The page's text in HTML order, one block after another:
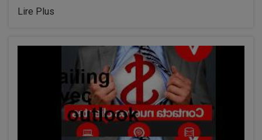
Lire Plus